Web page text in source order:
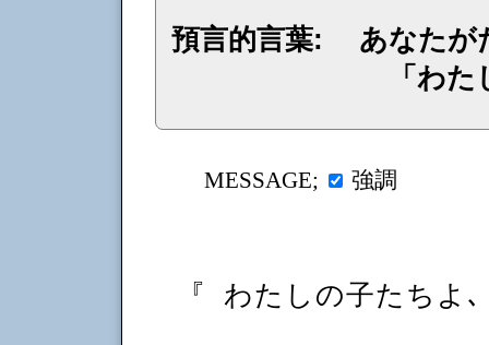
預言的言葉: あなたが
「わ
MESSAGE; 強調
『 わたしの子たちよ､